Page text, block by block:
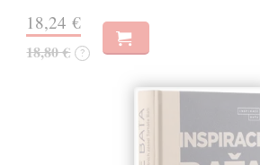
18,24 €
18,80 € ?